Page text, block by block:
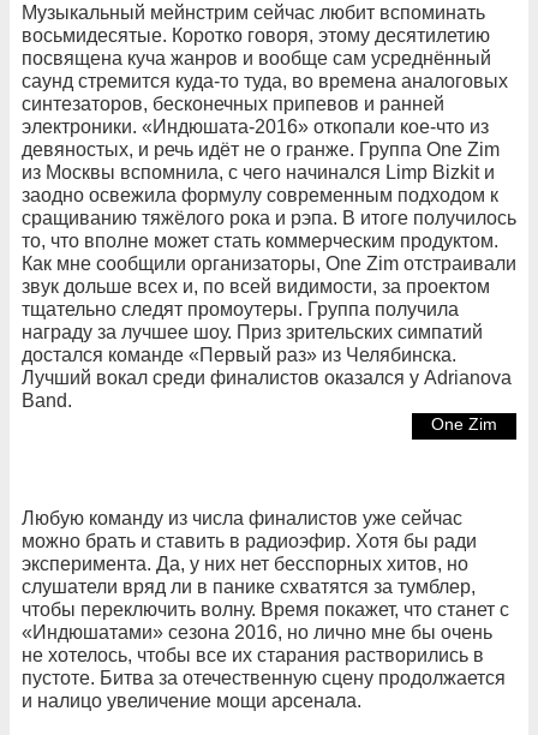
Музыкальный мейнстрим сейчас любит вспоминать
восьмидесятые. Коротко говоря, этому десятилетию
посвящена куча жанров и вообще сам усреднённый
саунд стремится куда-то туда, во времена аналоговых
синтезаторов, бесконечных припевов и ранней
электроники. «Индюшата-2016» откопали кое-что из
девяностых, и речь идёт не о гранже. Группа One Zim
из Москвы вспомнила, с чего начинался Limp Bizkit и
заодно освежила формулу современным подходом к
сращиванию тяжёлого рока и рэпа. В итоге получилось
то, что вполне может стать коммерческим продуктом.
Как мне сообщили организаторы, Оne Zim отстраивали
звук дольше всех и, по всей видимости, за проектом
тщательно следят промоутеры. Группа получила
награду за лучшее шоу. Приз зрительских симпатий
достался команде «Первый раз» из Челябинска.
Лучший вокал среди финалистов оказался у Adrianova
Band.
One Zim
Любую команду из числа финалистов уже сейчас
можно брать и ставить в радиоэфир. Хотя бы ради
эксперимента. Да, у них нет бесспорных хитов, но
слушатели вряд ли в панике схватятся за тумблер,
чтобы переключить волну. Время покажет, что станет с
«Индюшатами» сезона 2016, но лично мне бы очень
не хотелось, чтобы все их старания растворились в
пустоте. Битва за отечественную сцену продолжается
и налицо увеличение мощи арсенала.